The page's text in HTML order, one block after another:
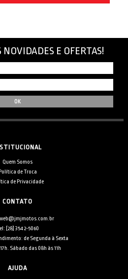
NOVIDADES E OFERTAS!
Quem Somos
Política de Troca
de Privacidade
CONTATO
[28] 3542-5060
de Segunda à Sexta
Sábado das 08h às 11h
AJUDA